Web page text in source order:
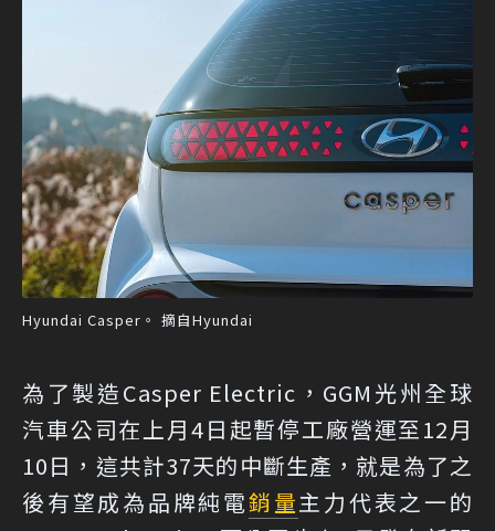
Hyundai Casper。 摘自Hyundai
為了製造Casper Electric，GGM光州全球
汽車公司在上月4日起暫停工廠營運至12月
10日，這共計37天的中斷生產，就是為了之
後有望成為品牌純電銷量主力代表之一的